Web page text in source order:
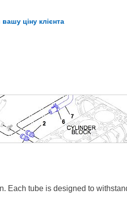
ціну клієнта
Each tube is designed to